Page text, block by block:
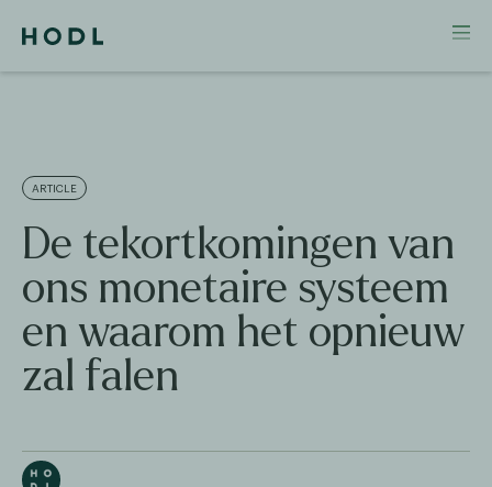
ARTICLE
De tekortkomingen van
ons monetaire systeem
en waarom het opnieuw
zal falen